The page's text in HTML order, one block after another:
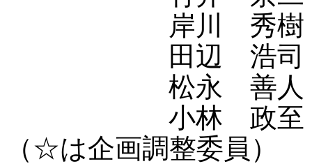
岸川 秀樹（自
田辺 浩司（全
松永 善人（日
小林 政至（日高
（☆は企画調整委員）